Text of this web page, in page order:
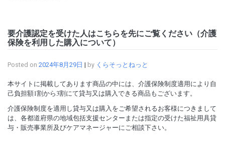
要介護認定を受けた人はこちらを先にご覧ください（介護
保険を利用した購入について）
Posted on 2024年8月29日 | by くらそっとねっと
本サイトに掲載してあります商品の中には、介護保険制度適用により自
己負担額1割から3割にて貸与又は購入できる商品もございます。
介護保険制度を適用し貸与又は購入をご希望されるお客様につきまして
は、各都道府県の地域包括支援センターまたは指定の受けた福祉用具貸
与・販売事業所及びケアマネージャーにご相談下さい。